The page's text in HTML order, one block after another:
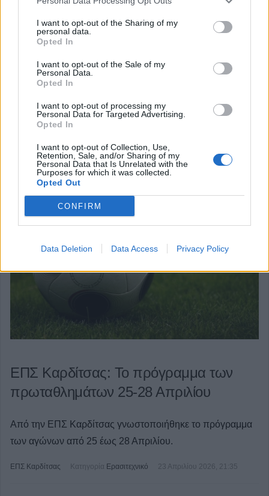
I want to opt-out of the Sharing of my
personal data.
Opted In
I want to opt-out of the Sale of my
Personal Data.
Opted In
I want to opt-out of processing my
Personal Data for Targeted Advertising.
Opted In
I want to opt-out of Collection, Use,
Retention, Sale, and/or Sharing of my
Personal Data that Is Unrelated with the
Purposes for which it was collected.
Opted Out
CONFIRM
Data Deletion Data Access Privacy Policy
ΕΠΣ Καρδίτσας: Το πρόγραμμα των
πρωταθλημάτων 2-5 Μαΐου
Από την ΕΠΣ Καρδίτσας γνωστοποιήθηκε το πρόγραμμα
των αγώνων από 2 έως και 5 Μαΐου.
ΕΠΣ Καρδίτσας: Το πρόγραμμα των
πρωταθλημάτων 25-28 Απριλίου
Από την ΕΠΣ Καρδίτσας γνωστοποιήθηκε το πρόγραμμα
των αγώνων από 25 έως 28 Απριλίου.
ΕΠΣ Καρδίτσας Κατηγορία Ερασιτεχνικό 23 Απριλίου 2026, 21:35